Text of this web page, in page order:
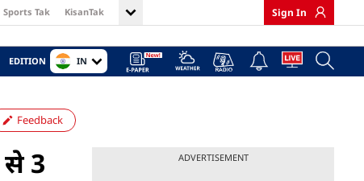
Sports Tak KisanTak Sign In
EDITION IN
Feedback
3
ADVERTISEMENT